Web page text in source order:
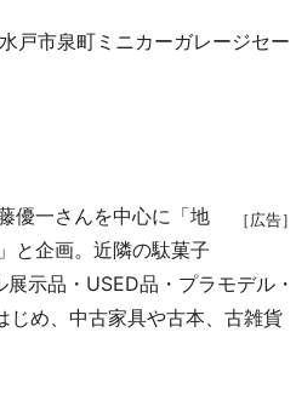
戸市泉町ミニカーガレージセー
［広告］
優一さんを中心に「地
と企画。近隣の駄菓子
示品・USED品・プラモデル・
じめ、中古家具や古本、古雑貨